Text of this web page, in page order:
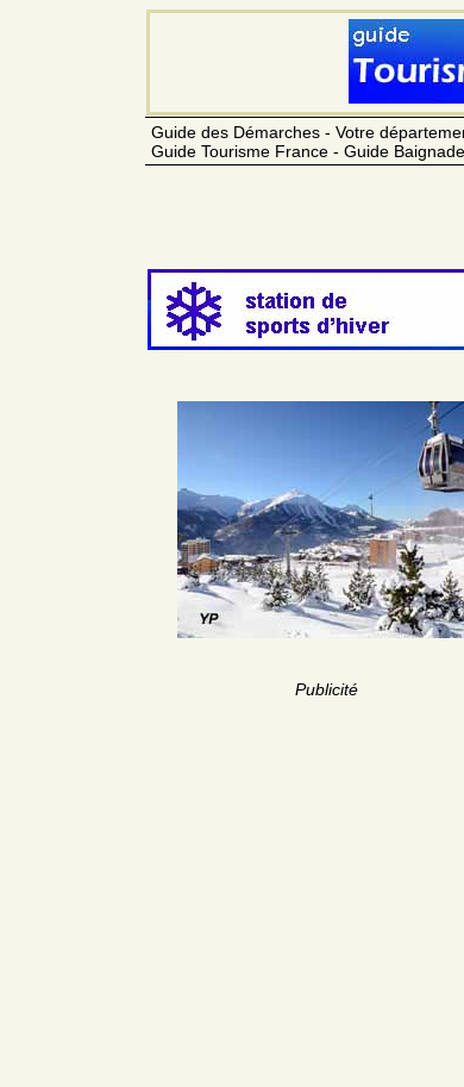
Guide des Démarches - Votre
Guide Tourisme France - Guide
Publicité